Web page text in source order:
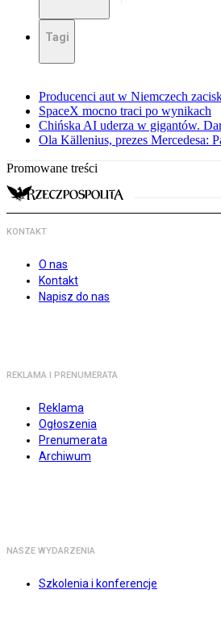
Tagi
Producenci aut w Niemczech
SpaceX mocno traci po wynikach
Chińska AI uderza w gigantów.
Ola Källenius, prezes Mercedesa:
Promowane treści
KONTAKT
O nas
Kontakt
Napisz do nas
REKLAMA I PRENUMERATA
Reklama
Ogłoszenia
Prenumerata
Archiwum
NASZE WYDARZENIA
Szkolenia i konferencje